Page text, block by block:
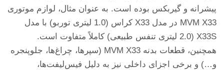
پیشرانه و گیربکس بوده است. به عنوان مثال، لوازم موتوری
MVM X33 در مدل X33 کراس (1.0 لیتری توربو) با مدل
X33S (2.0 لیتری تنفس طبیعی) کاملاً متفاوت است.
همچنین، قطعات بدنه MVM X33 (سپرها، چراغ‌ها، جلوپنجره
و…) و برخی اجزای داخلی نیز به دلیل فیس‌لیفت‌ها،